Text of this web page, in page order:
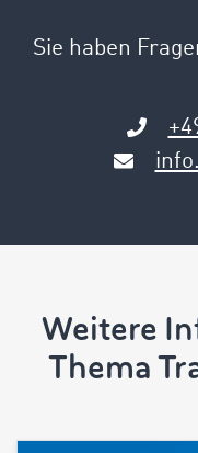
Sie haben
Weitere
Thema